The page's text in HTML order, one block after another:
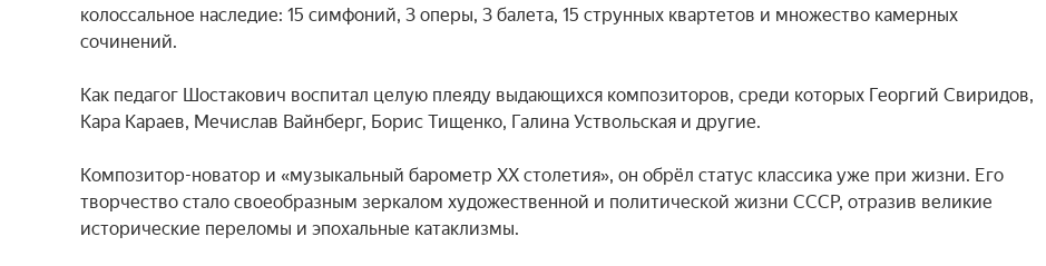
колоссальное наследие: 15 симфоний, 3 оперы, 3 балета, 15 струнных квартетов и множество камерных
сочинений.
Как педагог Шостакович воспитал целую плеяду выдающихся композиторов, среди которых Георгий Свиридов,
Кара Караев, Мечислав Вайнберг, Борис Тищенко, Галина Уствольская и другие.
Композитор-новатор и «музыкальный барометр XX столетия», он обрёл статус классика уже при жизни. Его
творчество стало своеобразным зеркалом художественной и политической жизни СССР, отразив великие
исторические переломы и эпохальные катаклизмы.